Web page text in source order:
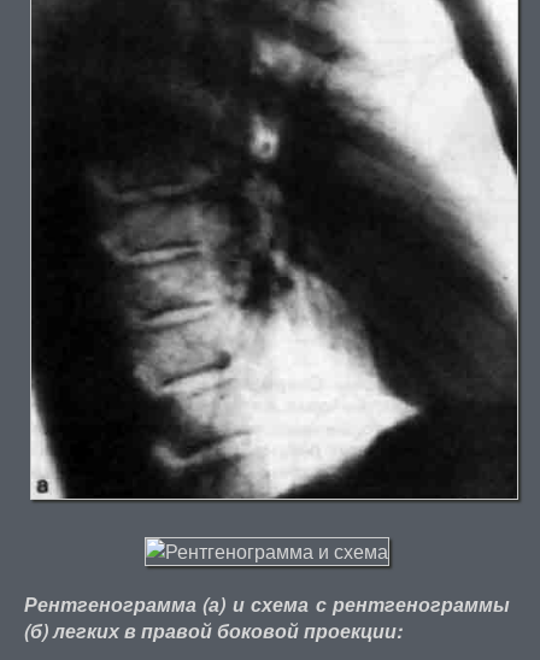
Рентгенограмма (а) и схема с рентгенограммы
(б) легких в правой боковой проекции: